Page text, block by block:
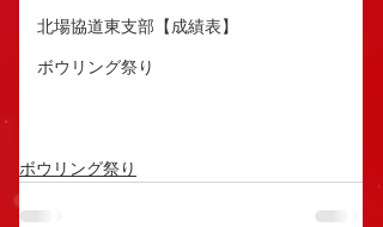
北場協道東支部【成績表】
ボウリング祭り
ボウリング祭り